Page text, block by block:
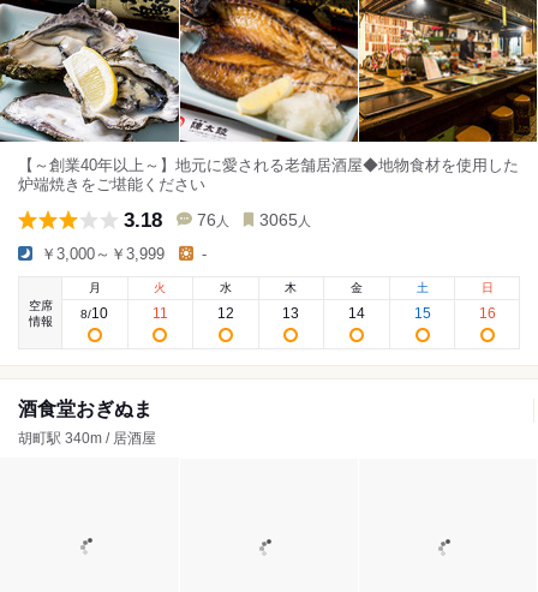
【～創業40年以上～】地元に愛される老舗居酒屋◆地物食材を使用した
炉端焼きをご堪能ください
3.18 76 人 3065 人
￥3,000～￥3,999 -
空席
情報
月
8/10
火
11
水
12
木
13
金
14
土
15
日
16
酒食堂おぎぬま
胡町駅 340m / 居酒屋